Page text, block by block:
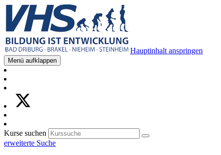
Hauptinhalt anspringen
Menü aufklappen
Kurse suchen
erweiterte Suche